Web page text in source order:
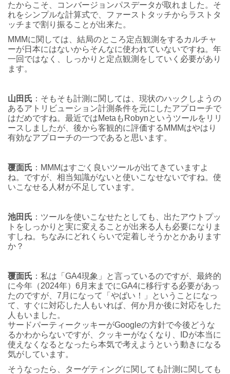
たからこそ、コンバージョンパスデータが取れました。そ
れをシンプルな計算式で、ファーストタッチからラストタ
ッチまで割り振ることが出来た。
MMMに関しては、結局のところ定点観測をするカルチャ
ーが日本にはないからそんなに使われていないですね。年
一回ではなく、しっかりと定点観測をしていく必要があり
ます。
山田氏 ：そもそも計測に関しては、現状のハックしようの
あるアトリビューション計測条件を元にしたアプローチで
はだめですね。最近ではMetaもRobynというツールをリリ
ースしましたが、後から客観的に評価するMMMはやはり
有効なアプローチの一つであると思います。
覆面氏 ：MMMはすごく良いツールが出てきていますよ
ね。ですが、相当知識がないと使いこなせないですね。使
いこなせる人材が不足しています。
池田氏 ：ツールを使いこなせたとしても、出たアウトプッ
トをしっかりと実に変えることが出来る人も必要になりま
すしね。ちなみにどれくらいで定着しそうかとかあります
か？
覆面氏 ：私は「GA4現象」と言っているのですが、最終的
に今年（2024年）6月末までにGA4に移行する必要があっ
たのですが、7月になって「やばい！」ということになっ
て、すぐに対応した人もいれば、何か月か後に対応をした
人もいました。
サードパーティークッキーがGoogleの方針で今後どうな
るかわからないですが、クッキーがなくなり、IDが本当に
使えなくなるとなったら本気で考えようという動きになる
気がしています。
そうなったら、ターゲティングに関しても計測に関しても